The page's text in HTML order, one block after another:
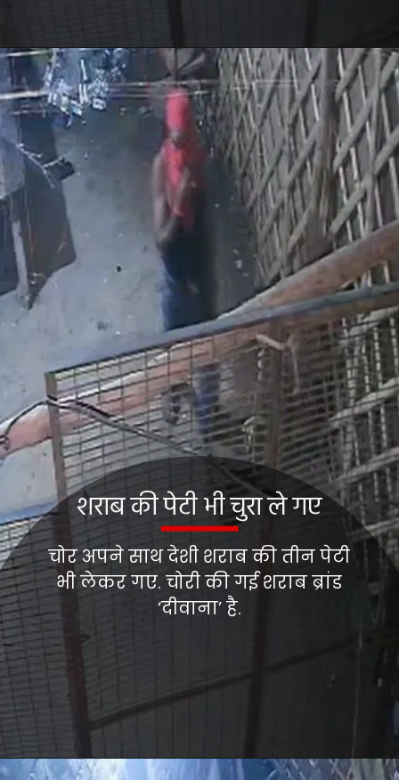
चोर अपने साथ देशी शराब की तीन पेटी
भी लेकर गए. चोरी की गई शराब ब्रांड
शराब की पेटी भी चुरा ले गए